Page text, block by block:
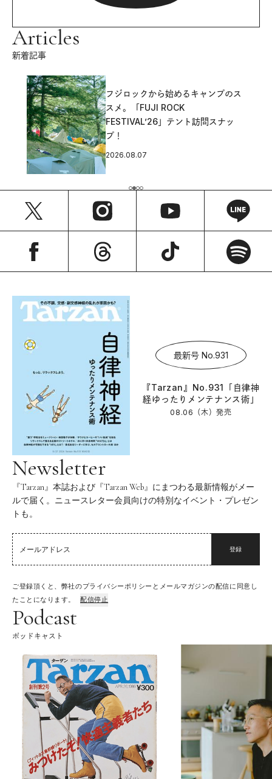
Articles
新着記事
フジロックから始めるキャンプのス
スメ。「FUJI ROCK
FESTIVAL’26」テント訪問スナッ
プ！
2026.08.07
最新号 No.931
『Tarzan』No.931「自律神
経ゆったりメンテナンス術」
08.06（木）発売
Newsletter
『Tarzan』本誌および『Tarzan Web』にまつわる最新情報がメー
ルで届く。ニュースレター会員向けの特別なイベント・プレゼン
トも。
登録
ご登録頂くと、弊社のプライバシーポリシーとメールマガジンの配信に同意し
たことになります。
配信停止
Podcast
ポッドキャスト